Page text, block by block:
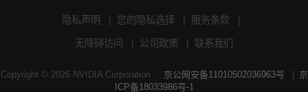
隐私声明 您的隐私选择 服务条款
无障碍访问 公司政策 联系我们
Copyright © 2026NVIDIA Corporation 京公网安备11010502036963号
京
ICP备18033986号-1